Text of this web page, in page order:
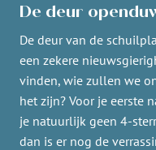
De deur
De deur van de
een zekere
vinden, wie zullen we
het zijn? Voor je eerste
je natuurlijk geen 4-
dan is er nog de